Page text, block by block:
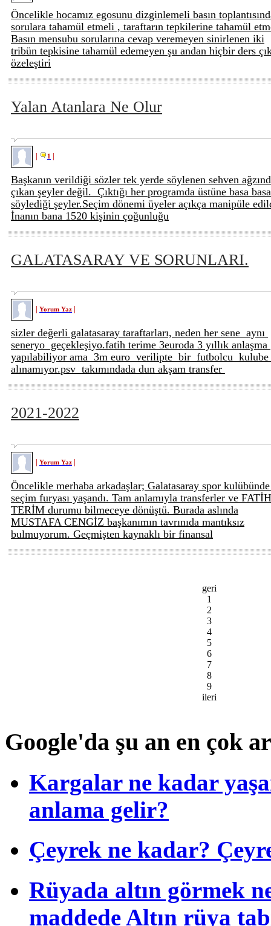
Öncelikle hocamız egosunu dizginlemeli basın
sorulara tahamül etmeli , taraftarın tepkilerine tahamül
Basın mensubu sorularına cevap veremeyen sinirlenen iki
tribün tepkisine tahamül edemeyen şu andan hiçbir ders
özeleştiri
Yalan Atanlara Ne Olur
1
Başkanın verildiği sözler tek yerde söylenen sehven
çıkan şeyler değil. Çıktığı her programda üstüne basa basa
söylediği şeyler.Seçim dönemi üyeler açıkça manipüle
İnanın bana 1520 kişinin çoğunluğu
GALATASARAY VE SORUNLARI.
Yorum Yaz
sizler değerli galatasaray taraftarları, neden her sene aynı
seneryo geçekleşiyo.fatih terime 3euroda 3 yıllık anlaşma
yapılabiliyor ama 3m euro verilipte bir futbolcu kulube
alınamıyor.psv takımındada dun akşam transfer
2021-2022
Yorum Yaz
Öncelikle merhaba arkadaşlar; Galatasaray spor
seçim furyası yaşandı. Tam anlamıyla transferler ve FATİH
TERİM durumu bilmeceye dönüştü. Burada aslında
MUSTAFA CENGİZ başkanımın tavrınıda mantıksız
bulmuyorum. Geçmişten kaynaklı bir finansal
geri
1
2
3
4
5
6
7
8
9
ileri
Google'da şu an en çok
Kargalar ne kadar
anlama gelir?
Çeyrek ne kadar?
Rüyada altın görmek
maddede Altın rüya